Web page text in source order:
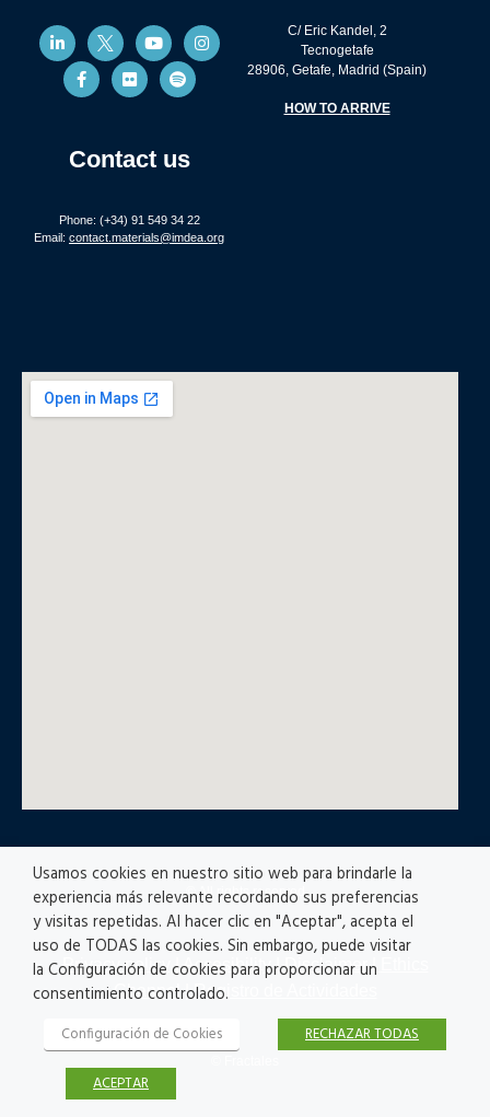
Contact us
Phone: (+34) 91 549 34 22
Email: contact.materials@imdea.org
C/ Eric Kandel, 2
Tecnogetafe
28906, Getafe, Madrid (Spain)
HOW TO ARRIVE
© All rights reserved
Privacy policy |Accesibility|Disclaimer |
Channel|Registro de Actividades
Usamos cookies en nuestro sitio web para brindarle la
experiencia más relevante recordando sus preferencias
y visitas repetidas. Al hacer clic en "Aceptar", acepta el
uso de TODAS las cookies. Sin embargo, puede visitar
la Configuración de cookies para proporcionar un
consentimiento controlado.
Configuración de Cookies RECHAZAR TODAS
ACEPTAR